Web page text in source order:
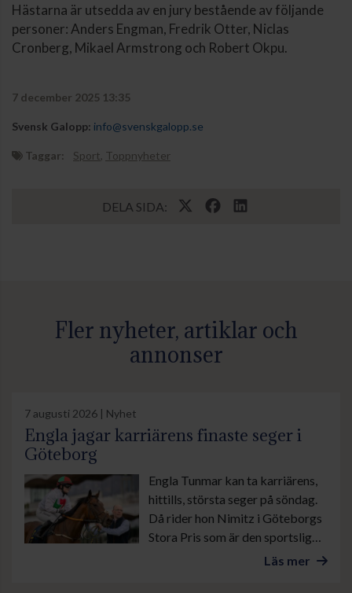
Hästarna är utsedda av en jury bestående av följande
personer: Anders Engman, Fredrik Otter, Niclas
Cronberg, Mikael Armstrong och Robert Okpu.
7 december 2025 13:35
Svensk Galopp: info@svenskgalopp.se
Taggar: Sport Toppnyheter
DELA SIDA:
Fler nyheter, artiklar och
annonser
7 augusti 2026 | Nyhet
Engla jagar karriärens finaste seger i
Göteborg
Engla Tunmar kan ta karriärens,
hittills, största seger på söndag.
Då rider hon Nimitz i Göteborgs
Stora Pris som är den sportsliga
höjdpunkten under banans stora
Läs mer